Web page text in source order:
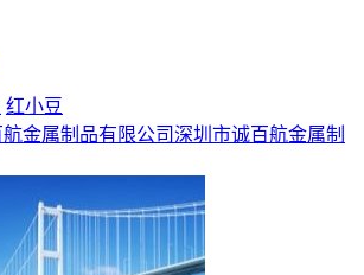
红小豆
深圳市诚百航金属制